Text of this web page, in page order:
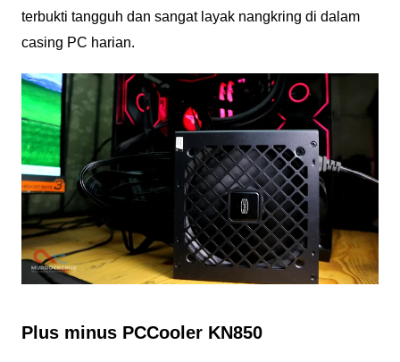
terbukti tangguh dan sangat layak nangkring di dalam
casing PC harian.
Plus minus PCCooler KN850